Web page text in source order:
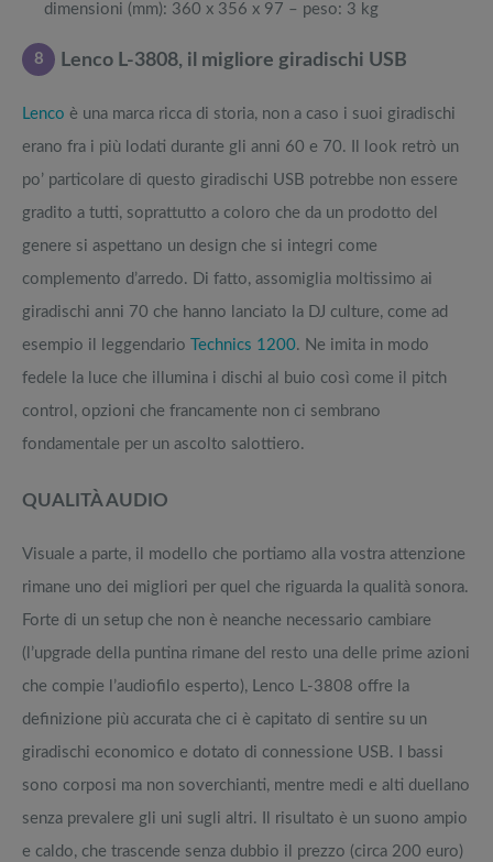
dimensioni (mm): 360 x 356 x 97 – peso: 3 kg
8 Lenco L-3808, il migliore giradischi USB
Lenco è una marca ricca di storia, non a caso i suoi giradischi
erano fra i più lodati durante gli anni 60 e 70. Il look retrò un
po’ particolare di questo giradischi USB potrebbe non essere
gradito a tutti, soprattutto a coloro che da un prodotto del
genere si aspettano un design che si integri come
complemento d’arredo. Di fatto, assomiglia moltissimo ai
giradischi anni 70 che hanno lanciato la DJ culture, come ad
esempio il leggendario
Technics 1200. Ne imita in modo
fedele la luce che illumina i dischi al buio così come il pitch
control, opzioni che francamente non ci sembrano
fondamentale per un ascolto salottiero.
QUALITÀ AUDIO
Visuale a parte, il modello che portiamo alla vostra attenzione
rimane uno dei migliori per quel che riguarda la qualità sonora.
Forte di un setup che non è neanche necessario cambiare
(l’upgrade della puntina rimane del resto una delle prime azioni
che compie l’audiofilo esperto), Lenco L-3808 offre la
definizione più accurata che ci è capitato di sentire su un
giradischi economico e dotato di connessione USB. I bassi
sono corposi ma non soverchianti, mentre medi e alti duellano
senza prevalere gli uni sugli altri. Il risultato è un suono ampio
e caldo, che trascende senza dubbio il prezzo (circa 200 euro)